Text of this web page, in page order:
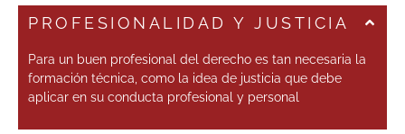
PROFESIONALIDAD Y JUSTICIA
Para un buen profesional del derecho es tan necesaria la
formación técnica, como la idea de justicia que debe
aplicar en su conducta profesional y personal